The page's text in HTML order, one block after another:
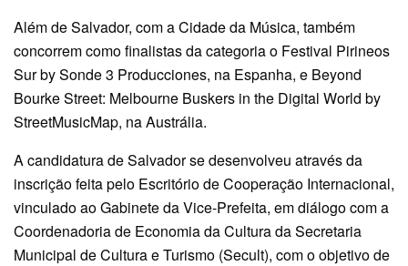
Além de Salvador, com a Cidade da Música, também
concorrem como finalistas da categoria o Festival Pirineos
Sur by Sonde 3 Producciones, na Espanha, e Beyond
Bourke Street: Melbourne Buskers in the Digital World by
StreetMusicMap, na Austrália.
A candidatura de Salvador se desenvolveu através da
inscrição feita pelo Escritório de Cooperação Internacional,
vinculado ao Gabinete da Vice-Prefeita, em diálogo com a
Coordenadoria de Economia da Cultura da Secretaria
Municipal de Cultura e Turismo (Secult), com o objetivo de